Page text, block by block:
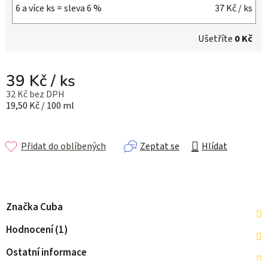
6 a více ks = sleva 6 % 37 Kč/ ks
Ušetříte 0 Kč
39 Kč/ ks
32 Kč bez DPH
Měrná cena:
19,50 Kč / 100 ml
Zeptat se Hlídat
Přidat do oblíbených
Značka Cuba
Hodnocení (1)
Ostatní informace